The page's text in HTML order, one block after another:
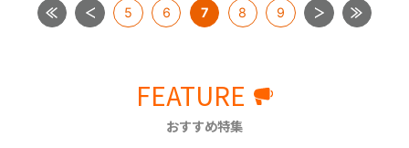
5 6 7 8 9
FEATURE
おすすめ特集